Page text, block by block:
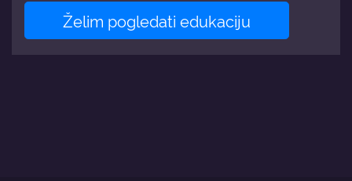
Želim pogledati edukaciju